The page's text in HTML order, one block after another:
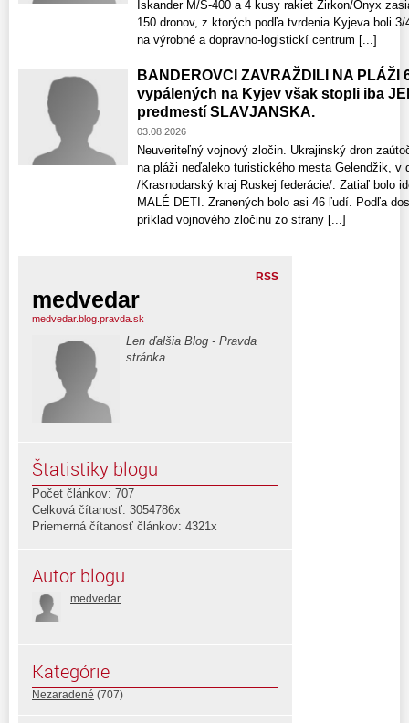
Iskander M/S-400 a 4 kusy rakiet Zirkon/Onyx
150 dronov, z ktorých podľa tvrdenia Kyjeva boli
na výrobné a dopravno-logistickí centrum [...]
BANDEROVCI ZAVRAŽDILI NA PLÁŽI
vypálených na Kyjev však stopli iba
predmestí SLAVJANSKA.
03.08.2026
Neuveriteľný vojnový zločin. Ukrajinský dron
na pláži neďaleko turistického mesta Gelendžik, v
/Krasnodarský kraj Ruskej federácie/. Zatiaľ bolo
MALÉ DETI. Zranených bolo asi 46 ľudí. Podľa
príklad vojnového zločinu zo strany [...]
RSS
medvedar
medvedar.blog.pravda.sk
Len ďalšia Blog - Pravda
stránka
Štatistiky blogu
Počet článkov: 707
Celková čítanosť: 3054786x
Priemerná čítanosť článkov: 4321x
Autor blogu
medvedar
Kategórie
Nezaradené (707)